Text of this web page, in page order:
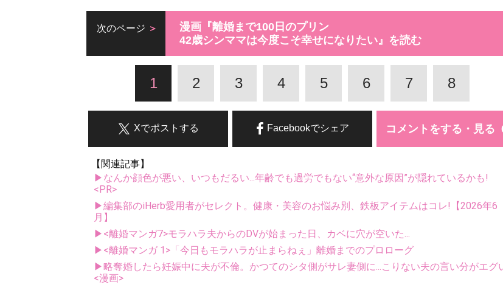
次のページ
漫画『離婚まで100日のプリン
42歳シンママは今度こそ幸せになりたい』を読む
1 2 3 4 5 6 7 8
コメントをする・見る
Facebookでシェア
Xでポストする
【関連記事】
▶なんか顔色が悪い、いつもだるい...年齢でも過労でもない“意外な原因”が隠れているかも!
<PR>
▶編集部のiHerb愛用者がセレクト。健康・美容のお悩み別、鉄板アイテムはコレ!【2026年6
月】
▶<離婚マンガ7>モラハラ夫からのDVが始まった日、カベに穴が空いた...
▶<離婚マンガ 1>「今日もモラハラが止まらねぇ」離婚までのプロローグ
▶略奪婚したら妊娠中に夫が不倫。かつてのシタ側がサレ妻側に...こりない夫の言い分がエグ
<漫画>